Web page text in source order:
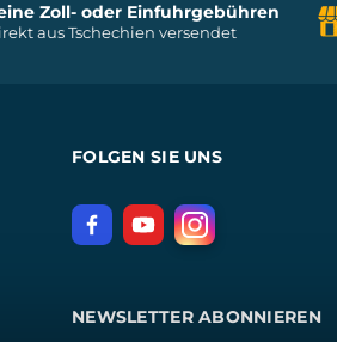
Zoll- oder Einfuhrgebühren
aus Tschechien versendet
FOLGEN SIE UNS
NEWSLETTER ABONNIEREN